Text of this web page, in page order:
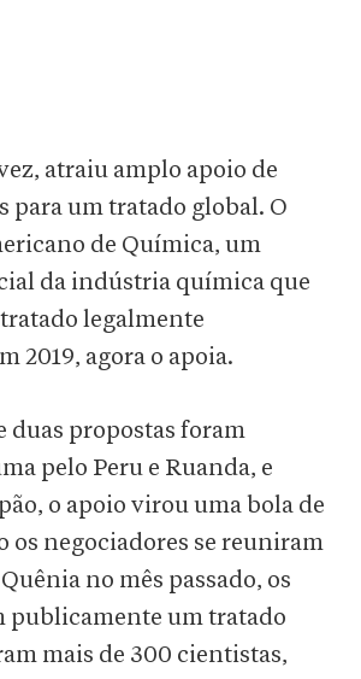
atraiu amplo apoio de
para um tratado global. O
de Química, um
da indústria química que
tratado legalmente
2019, agora o apoia.
duas propostas foram
pelo Peru e Ruanda, e
o apoio virou uma bola de
os negociadores se reuniram
no mês passado, os
publicamente um tratado
mais de 300 cientistas,